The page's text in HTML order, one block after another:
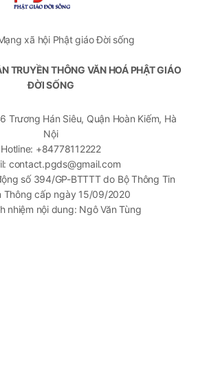
xã hội Phật giáo Đời sống
TRUYỀN THÔNG VĂN HOÁ PHẬT GIÁO
ĐỜI SỐNG
Trương Hán Siêu, Quận Hoàn Kiếm, Hà
Nội
Hotline: +84778112222
contact.pgds@gmail.com
số 394/GP-BTTTT do Bộ Thông Tin
Thông cấp ngày 15/09/2020
nhiệm nội dung: Ngô Văn Tùng